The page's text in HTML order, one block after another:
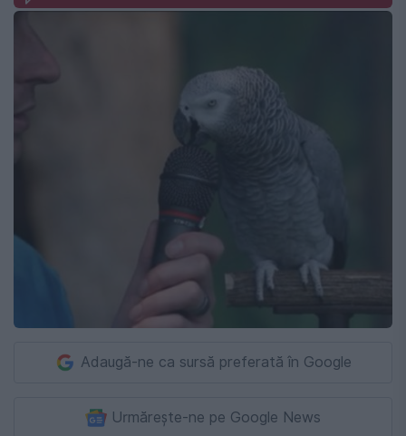
Adaugă-ne ca sursă preferată în Google
Urmărește-ne pe Google News